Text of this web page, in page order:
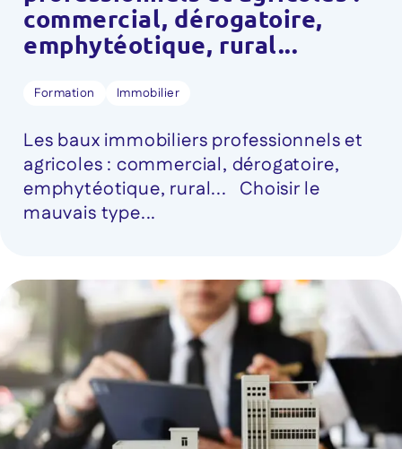
commercial, dérogatoire,
emphytéotique, rural...
Formation Immobilier
Les baux immobiliers professionnels et
agricoles : commercial, dérogatoire,
emphytéotique, rural... Choisir le
mauvais type...